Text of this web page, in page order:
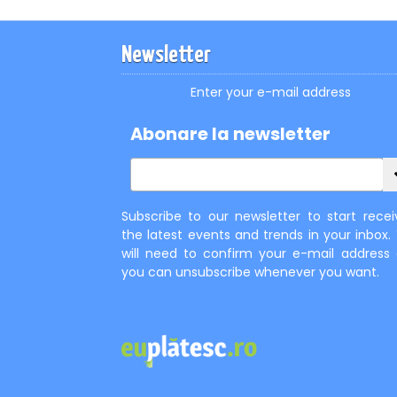
Newsletter
Enter your e-mail address
Abonare la newsletter
Subscribe to our newsletter to start
the latest events and trends in your inbox.
will need to confirm your e-mail address
you can unsubscribe whenever you want.